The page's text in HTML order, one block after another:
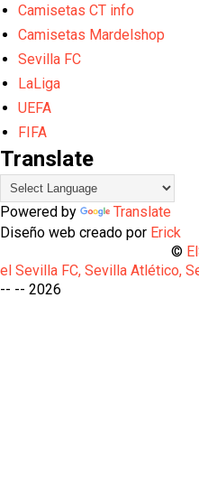
Camisetas CT info
Camisetas Mardelshop
Sevilla FC
LaLiga
UEFA
FIFA
Translate
Powered by
Translate
Diseño web creado por Erick
©
el Sevilla FC, Sevilla Atlético,
-- -- 2026